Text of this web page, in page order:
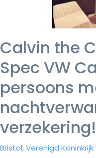
Calvin the
Spec VW
persoons
verzekering!
Bristol, Verenigd Koninkrijk